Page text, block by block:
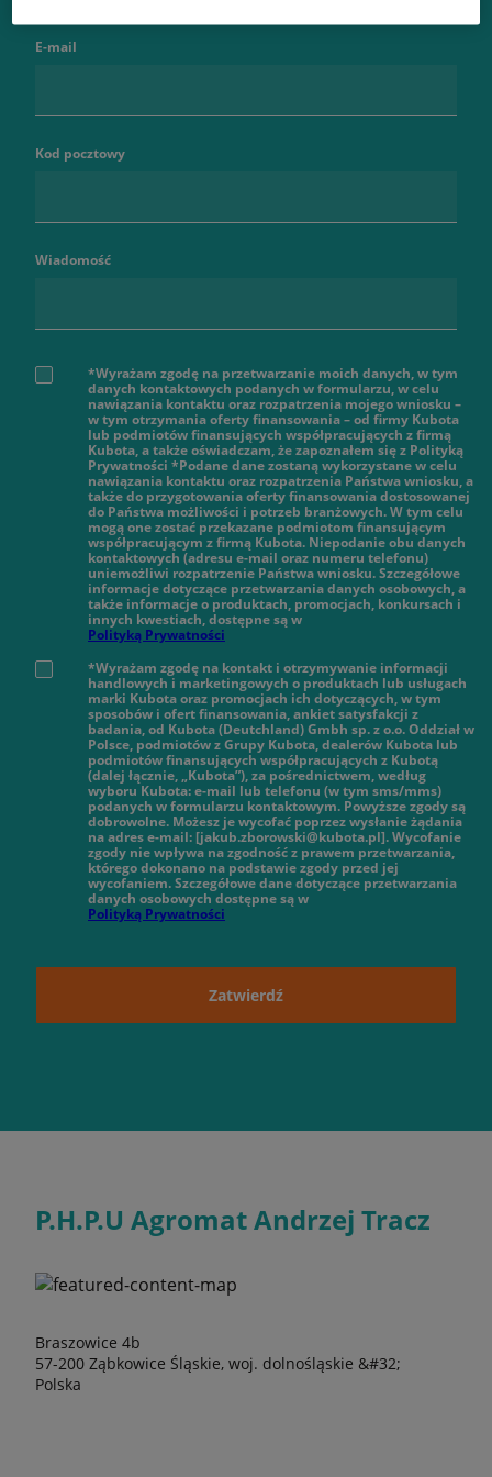
E-mail
Kod pocztowy
Wiadomość
*Wyrażam zgodę na przetwarzanie moich danych, w tym
danych kontaktowych podanych w formularzu, w celu
nawiązania kontaktu oraz rozpatrzenia mojego wniosku –
w tym otrzymania oferty finansowania – od firmy Kubota
lub podmiotów finansujących współpracujących z firmą
Kubota, a także oświadczam, że zapoznałem się z Polityką
Prywatności *Podane dane zostaną wykorzystane w celu
nawiązania kontaktu oraz rozpatrzenia Państwa wniosku, a
także do przygotowania oferty finansowania dostosowanej
do Państwa możliwości i potrzeb branżowych. W tym celu
mogą one zostać przekazane podmiotom finansującym
współpracującym z firmą Kubota. Niepodanie obu danych
kontaktowych (adresu e-mail oraz numeru telefonu)
uniemożliwi rozpatrzenie Państwa wniosku. Szczegółowe
informacje dotyczące przetwarzania danych osobowych, a
także informacje o produktach, promocjach, konkursach i
innych kwestiach, dostępne są w
Polityką Prywatności
*Wyrażam zgodę na kontakt i otrzymywanie informacji
handlowych i marketingowych o produktach lub usługach
marki Kubota oraz promocjach ich dotyczących, w tym
sposobów i ofert finansowania, ankiet satysfakcji z
badania, od Kubota (Deutchland) Gmbh sp. z o.o. Oddział w
Polsce, podmiotów z Grupy Kubota, dealerów Kubota lub
podmiotów finansujących współpracujących z Kubotą
(dalej łącznie, „Kubota”), za pośrednictwem, według
wyboru Kubota: e-mail lub telefonu (w tym sms/mms)
podanych w formularzu kontaktowym. Powyższe zgody są
dobrowolne. Możesz je wycofać poprzez wysłanie żądania
na adres e-mail: [jakub.zborowski@kubota.pl]. Wycofanie
zgody nie wpływa na zgodność z prawem przetwarzania,
którego dokonano na podstawie zgody przed jej
wycofaniem. Szczegółowe dane dotyczące przetwarzania
danych osobowych dostępne są w
Polityką Prywatności
Zatwierdź
P.H.P.U Agromat Andrzej Tracz
Braszowice 4b
57-200 Ząbkowice Śląskie, woj. dolnośląskie &#32;
Polska